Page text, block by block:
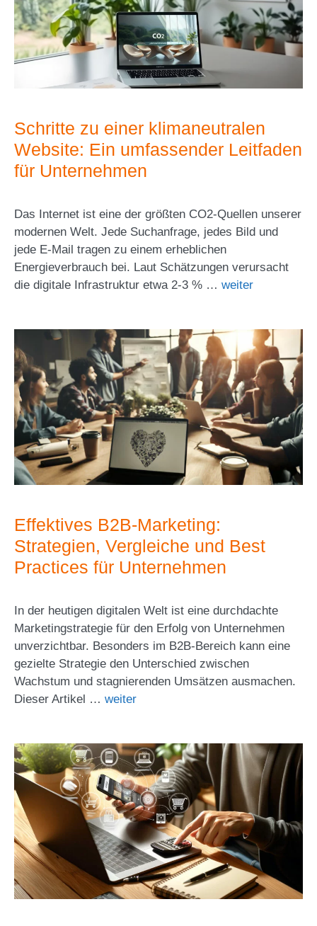
Schritte zu einer klimaneutralen
Website: Ein umfassender Leitfaden
für Unternehmen
Das Internet ist eine der größten CO2-Quellen unserer
modernen Welt. Jede Suchanfrage, jedes Bild und
jede E-Mail tragen zu einem erheblichen
Energieverbrauch bei. Laut Schätzungen verursacht
die digitale Infrastruktur etwa 2-3 % … weiter
Effektives B2B-Marketing:
Strategien, Vergleiche und Best
Practices für Unternehmen
In der heutigen digitalen Welt ist eine durchdachte
Marketingstrategie für den Erfolg von Unternehmen
unverzichtbar. Besonders im B2B-Bereich kann eine
gezielte Strategie den Unterschied zwischen
Wachstum und stagnierenden Umsätzen ausmachen.
Dieser Artikel … weiter